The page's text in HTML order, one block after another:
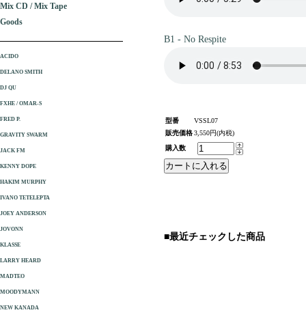
B1 - No Respite
型番
VSSL07
販売価格3,550円(内税)
購入数
■最近チェックした商品
Mix CD / Mix Tape
Goods
ACIDO
DELANO SMITH
DJ QU
FXHE / OMAR-S
FRED P.
GRAVITY SWARM
JACK FM
KENNY DOPE
HAKIM MURPHY
IVANO TETELEPTA
JOEY ANDERSON
JOVONN
KLASSE
LARRY HEARD
MADTEO
MOODYMANN
NEW KANADA